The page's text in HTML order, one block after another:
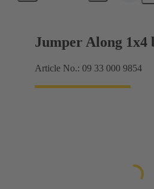
Jumper Along 1x4
Article No.: 09 33 000 9854